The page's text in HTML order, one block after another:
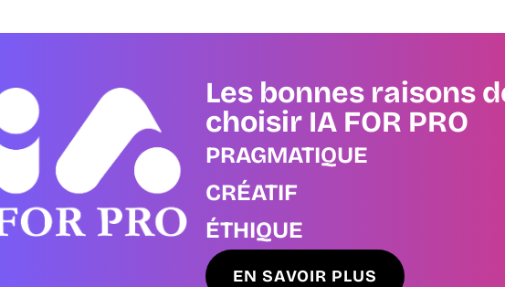
Les bonnes raisons
choisir IA FOR PRO
PRAGMATIQUE
CRÉATIF
ÉTHIQUE
EN SAVOIR PLUS